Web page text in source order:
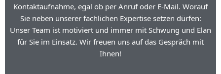
Kontaktaufnahme, egal ob per Anruf oder E-Mail. Worauf
Sie neben unserer fachlichen Expertise setzen dürfen:
Unser Team ist motiviert und immer mit Schwung und Elan
für Sie im Einsatz. Wir freuen uns auf das Gespräch mit
Ihnen!